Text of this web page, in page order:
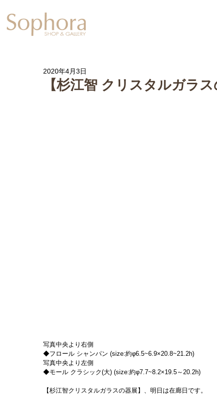
【杉江智 クリスタルガラ
2020年4月3日
写真中央より右側
◆フロール シャンパン (size:約φ6.5~6.9×20.8~21.2h)
写真中央より左側
◆モール クラシック(大) (size:約φ7.7~8.2×19.5～20.2h)​
【杉江智クリスタルガラスの器展】、明日は在廊日です。